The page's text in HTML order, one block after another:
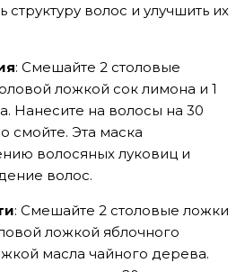
структуру волос и улучшить их
: Смешайте 2 столовые
ложкой сок лимона и 1
Нанесите на волосы на 30
смойте. Эта маска
волосяных луковиц и
волос.
: Смешайте 2 столовые ложки
ложкой яблочного
масла чайного дерева.